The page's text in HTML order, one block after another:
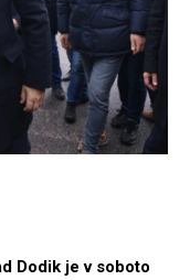
Dodik je v soboto